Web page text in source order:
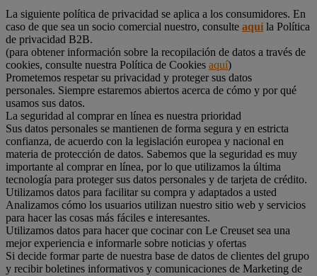
La siguiente política de privacidad se aplica a los consumidores. En
caso de que sea un socio comercial nuestro, consulte aquíla Política
de privacidad B2B.
(para obtener información sobre la recopilación de datos a través de
cookies, consulte nuestra Política de Cookies aquí)
Prometemos respetar su privacidad y proteger sus datos
personales. Siempre estaremos abiertos acerca de cómo y por qué
usamos sus datos.
La seguridad al comprar en línea es nuestra prioridad
Sus datos personales se mantienen de forma segura y en estricta
confianza, de acuerdo con la legislación europea y nacional en
materia de protección de datos. Sabemos que la seguridad es muy
importante al comprar en línea, por lo que utilizamos la última
tecnología para proteger sus datos personales y de tarjeta de crédito.
Utilizamos datos para facilitar su compra y adaptados a usted
Analizamos cómo los usuarios utilizan nuestro sitio web y servicios
para hacer las cosas más fáciles e interesantes.
Utilizamos datos para hacer que cocinar con Le Creuset sea una
mejor experiencia e informarle sobre noticias y ofertas
Si decide formar parte de nuestra base de datos de clientes del grupo
y recibir boletines informativos y comunicaciones de Marketing de